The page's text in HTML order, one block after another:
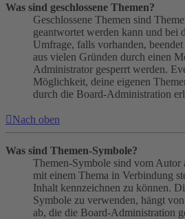
Was sind geschlossene Themen?
Geschlossene Themen sind
geantwortet werden kann und bei
Umfrage, falls vorhanden,
aus vielen Gründen durch einen
Administrator gesperrt werden.
Möglichkeit, deine eigenen
durch die Board-Administration
Nach oben
Was sind Themen-Symbole?
Themen-Symbole sind vom Autor
mit einem Thema in Verbindung
Inhalt kennzeichnen zu können.
Symbole zu verwenden, hängt
ab, die die Board-Administration